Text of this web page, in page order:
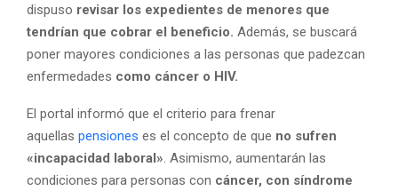
dispuso revisar los expedientes de menores que
tendrían que cobrar el beneficio. Además, se buscará
poner mayores condiciones a las personas que padezcan
enfermedades como cáncer o HIV.
El portal informó que el criterio para frenar
aquellas pensiones es el concepto de que no sufren
«incapacidad laboral» . Asimismo, aumentarán las
condiciones para personas con cáncer, con síndrome